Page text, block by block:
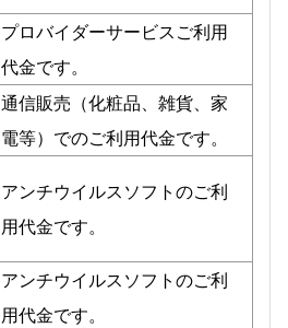
プロバイダーサービスご利用
代金です。
通信販売（化粧品、雑貨、家
電等）でのご利用代金です。
アンチウイルスソフトのご利
用代金です。
アンチウイルスソフトのご利
用代金です。